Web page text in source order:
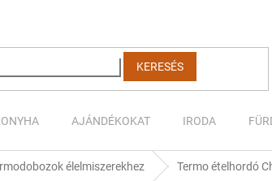
KERESÉS
AJÁNDÉKOKAT IRODA
élelmiszerekhez Termo ételhordó